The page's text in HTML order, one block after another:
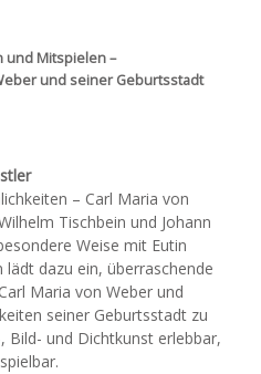
SCHMOLL“
und Mitspielen –
und seiner Geburtsstadt
– Carl Maria von
Tischbein und Johann
Weise mit Eutin
lädt dazu ein, überraschende
Maria von Weber und
seiner Geburtsstadt zu
Bild- und Dichtkunst erlebbar,